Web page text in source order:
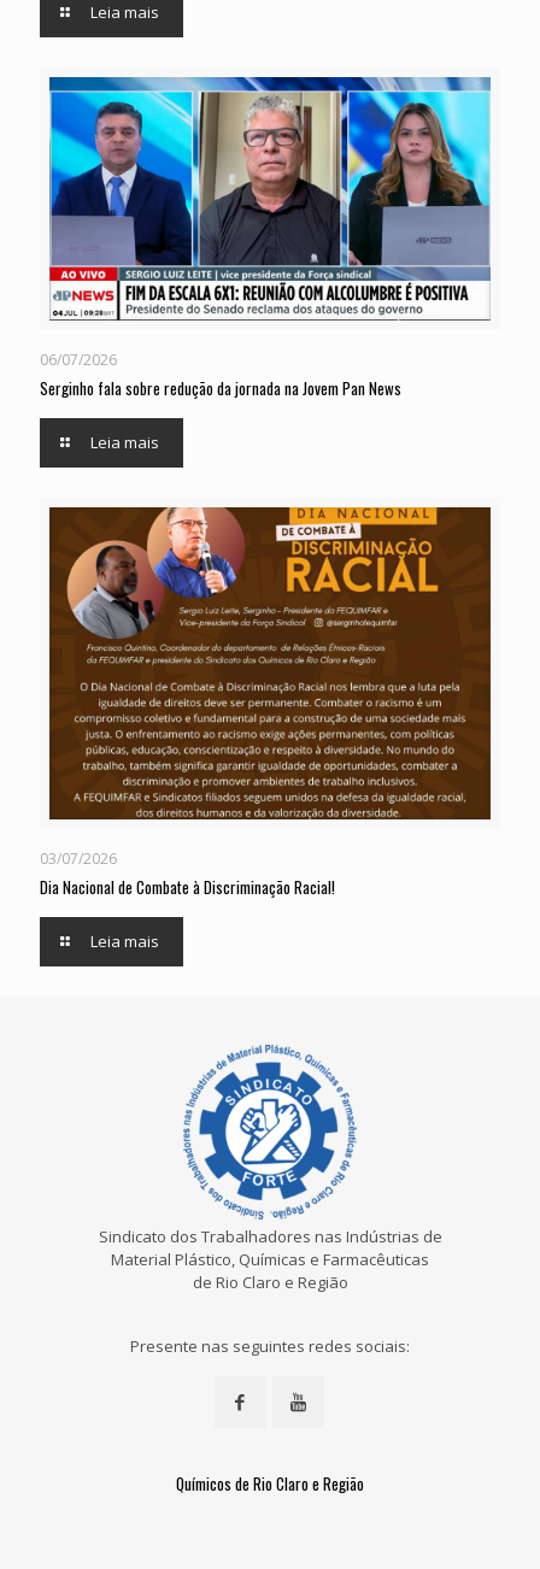
Leia mais
06/07/2026
Serginho fala sobre redução da jornada na Jovem Pan News
Leia mais
03/07/2026
Dia Nacional de Combate à Discriminação Racial!
Leia mais
Sindicato dos Trabalhadores nas Indústrias de
Material Plástico, Químicas e Farmacêuticas
de Rio Claro e Região
Presente nas seguintes redes sociais:
Químicos de Rio Claro e Região